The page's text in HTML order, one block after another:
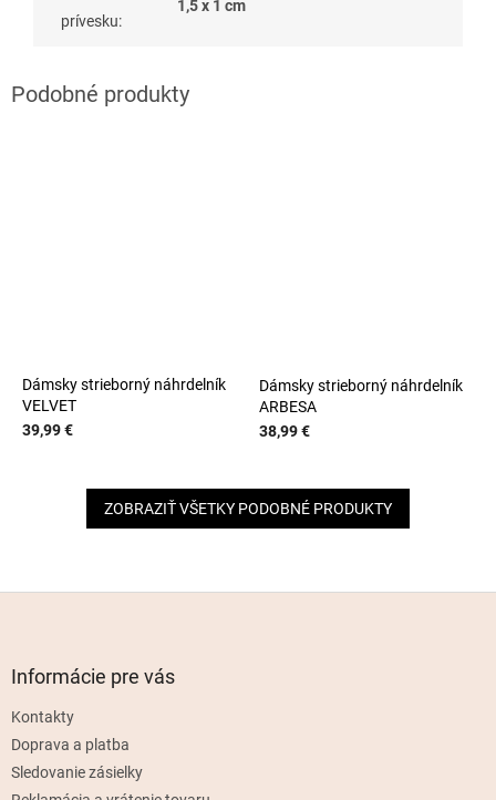
prívesku:
1,5 x 1 cm
Dámsky strieborný náhrdelník
VELVET
39,99 €
Dámsky strieborný náhrdelník
ARBESA
38,99 €
ZOBRAZIŤ VŠETKY PODOBNÉ PRODUKTY
Informácie pre vás
Kontakty
Doprava a platba
Sledovanie zásielky